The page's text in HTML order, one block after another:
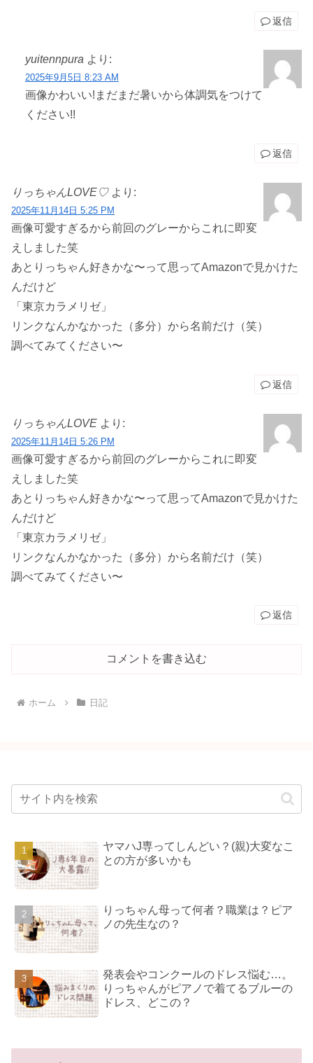
返信
yuitennpura より:
2025年9月5日 8:23 AM
画像かわいい!まだまだ暑いから体調気をつけて
ください!!
返信
りっちゃんLOVE♡ より:
2025年11月14日 5:25 PM
画像可愛すぎるから前回のグレーからこれに即変
えしました笑
あとりっちゃん好きかな〜って思ってAmazonで見かけた
んだけど
「東京カラメリゼ」
リンクなんかなかった（多分）から名前だけ（笑）
調べてみてください〜
返信
りっちゃんLOVE より:
2025年11月14日 5:26 PM
画像可愛すぎるから前回のグレーからこれに即変
えしました笑
あとりっちゃん好きかな〜って思ってAmazonで見かけた
んだけど
「東京カラメリゼ」
リンクなんかなかった（多分）から名前だけ（笑）
調べてみてください〜
返信
コメントを書き込む
ホーム 日記
ヤマハJ専ってしんどい？(親)大変なこ
との方が多いかも
りっちゃん母って何者？職業は？ピア
ノの先生なの？
発表会やコンクールのドレス悩む…。
りっちゃんがピアノで着てるブルーの
ドレス、どこの？